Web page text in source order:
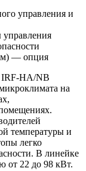
управления и
управления
— опция
HA/NB
на
температуры и
легко
В линейке
от 22 до 98 кВт.